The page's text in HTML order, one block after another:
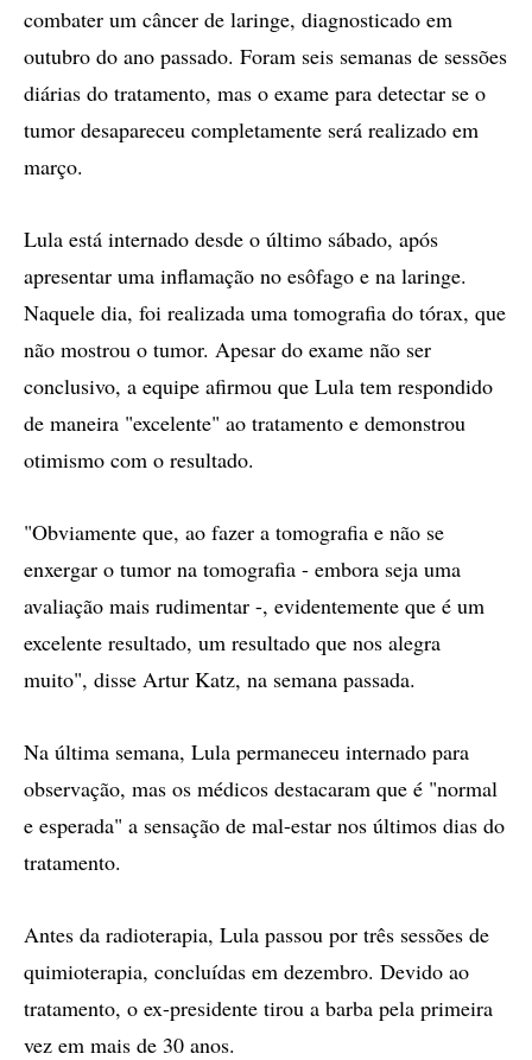
combater um câncer de laringe, diagnosticado em
outubro do ano passado. Foram seis semanas de sessões
diárias do tratamento, mas o exame para detectar se o
tumor desapareceu completamente será realizado em
março.
Lula está internado desde o último sábado, após
apresentar uma inflamação no esôfago e na laringe.
Naquele dia, foi realizada uma tomografia do tórax, que
não mostrou o tumor. Apesar do exame não ser
conclusivo, a equipe afirmou que Lula tem respondido
de maneira "excelente" ao tratamento e demonstrou
otimismo com o resultado.
"Obviamente que, ao fazer a tomografia e não se
enxergar o tumor na tomografia - embora seja uma
avaliação mais rudimentar -, evidentemente que é um
excelente resultado, um resultado que nos alegra
muito", disse Artur Katz, na semana passada.
Na última semana, Lula permaneceu internado para
observação, mas os médicos destacaram que é "normal
e esperada" a sensação de mal-estar nos últimos dias do
tratamento.
Antes da radioterapia, Lula passou por três sessões de
quimioterapia, concluídas em dezembro. Devido ao
tratamento, o ex-presidente tirou a barba pela primeira
vez em mais de 30 anos.